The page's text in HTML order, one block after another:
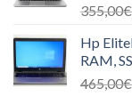
355,00€
Hp
RAM,
465,00€